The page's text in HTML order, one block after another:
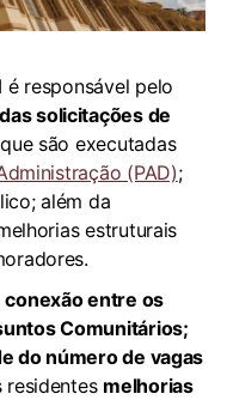
responsável pelo
solicitações de
que são executadas
(PAD);
além da
estruturais
conexão entre os
Comunitários;
do número de vagas
residentes melhorias